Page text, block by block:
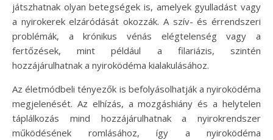
játszhatnak olyan betegségek is, amelyek gyulladást vagy
a nyirokerek elzáródását okozzák. A szív- és érrendszeri
problémák, a krónikus vénás elégtelenség vagy a
fertőzések, mint például a filariázis, szintén
hozzájárulhatnak a nyiroködéma kialakulásához.
Az életmódbeli tényezők is befolyásolhatják a nyiroködéma
megjelenését. Az elhízás, a mozgáshiány és a helytelen
táplálkozás mind hozzájárulhatnak a nyirokrendszer
működésének romlásához, így a nyiroködéma